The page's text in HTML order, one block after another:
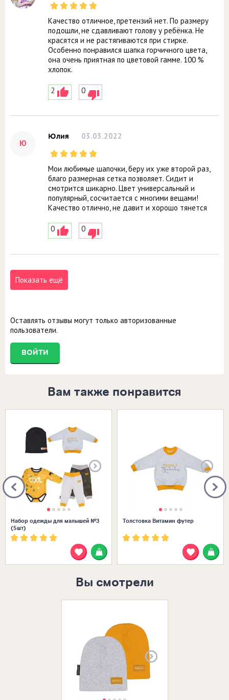
Качество отличное, претензий нет. По размеру
подошли, не сдавливают голову у ребёнка. Не
красятся и не растягиваются при стирке.
Особенно понравился шапка горчичного цвета,
она очень приятная по цветовой гамме. 100 %
хлопок.
2 0
Ю
Юлия 03.03.2022
Мои любимые шапочки, беру их уже второй раз,
благо размерная сетка позволяет. Сидит и
смотрится шикарно. Цвет универсальный и
популярный, сосчитается с многими вещами!
Качество отлично, не давит и хорошо тянется
0 0
Показать ещё
Оставлять отзывы могут только авторизованные
пользователи.
ВОЙТИ
Вам также понравится
Набор одежды для малышей №3
(5шт)
Толстовка Витамин футер
Вы смотрели